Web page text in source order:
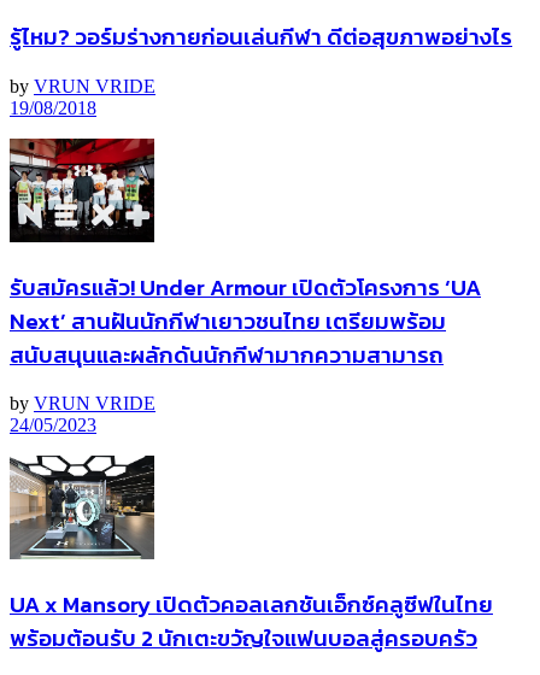
รู้ไหม? วอร์มร่างกายก่อนเล่นกีฬา ดีต่อสุขภาพอย่างไร
by VRUN VRIDE
19/08/2018
รับสมัครแล้ว! Under Armour เปิดตัวโครงการ ‘UA
Next’ สานฝันนักกีฬาเยาวชนไทย เตรียมพร้อม
สนับสนุนและผลักดันนักกีฬามากความสามารถ
by VRUN VRIDE
24/05/2023
UA x Mansory เปิดตัวคอลเลกชันเอ็กซ์คลูซีฟในไทย
พร้อมต้อนรับ 2 นักเตะขวัญใจแฟนบอลสู่ครอบครัว